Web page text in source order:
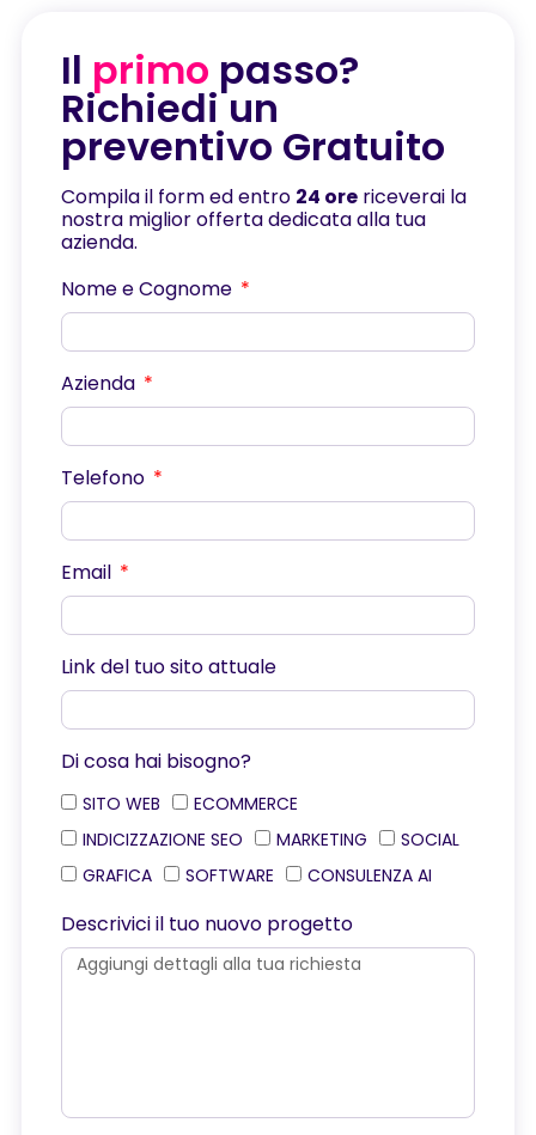
Il primo passo?
Richiedi un
preventivo Gratuito
Compila il form ed entro 24 orericeverai la
nostra miglior offerta dedicata alla tua
azienda.
Nome e Cognome
Azienda
Telefono
Email
Link del tuo sito attuale
Di cosa hai bisogno?
SITO WEB
ECOMMERCE
INDICIZZAZIONE SEO
MARKETING
SOCIAL
GRAFICA
SOFTWARE CONSULENZA AI
Descrivici il tuo nuovo progetto